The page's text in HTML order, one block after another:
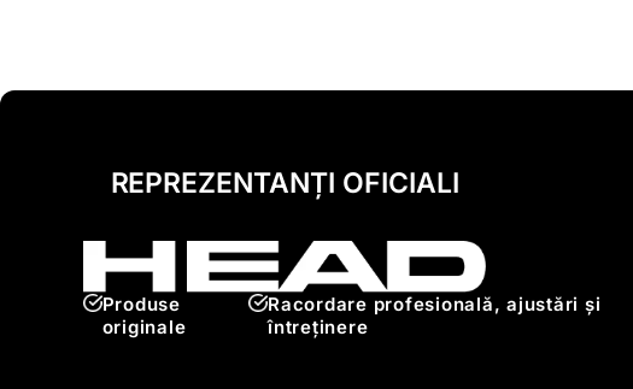
REPREZENTANȚI OFICIALI
Produse
originale
Racordare profesională, ajustări și
întreținere